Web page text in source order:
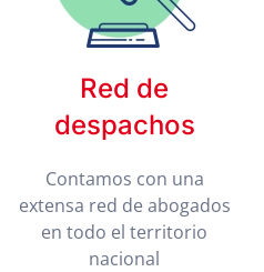
Red de
despachos
Contamos con una
extensa red de abogados
en todo el territorio
nacional